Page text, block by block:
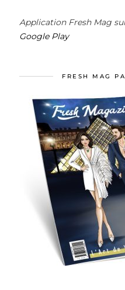
Application Fresh Mag
Google Play
FRESH MAG